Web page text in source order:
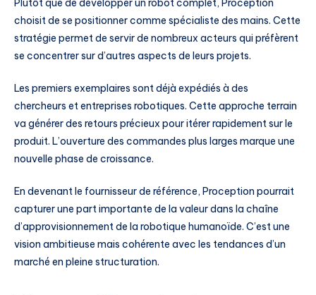
Plutôt que de développer un robot complet, Proception
choisit de se positionner comme spécialiste des mains. Cette
stratégie permet de servir de nombreux acteurs qui préfèrent
se concentrer sur d’autres aspects de leurs projets.
Les premiers exemplaires sont déjà expédiés à des
chercheurs et entreprises robotiques. Cette approche terrain
va générer des retours précieux pour itérer rapidement sur le
produit. L’ouverture des commandes plus larges marque une
nouvelle phase de croissance.
En devenant le fournisseur de référence, Proception pourrait
capturer une part importante de la valeur dans la chaîne
d’approvisionnement de la robotique humanoïde. C’est une
vision ambitieuse mais cohérente avec les tendances d’un
marché en pleine structuration.